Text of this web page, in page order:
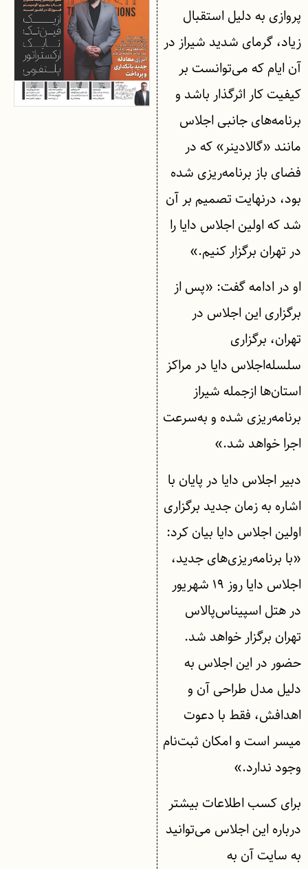
پروازی به دلیل استقبال
زیاد، گرمای شدید شیراز در
آن ایام که می‌توانست بر
کیفیت کار اثرگذار باشد و
برنامه‌های جانبی اجلاس
مانند «گالادینر» که در
فضای باز برنامه‌ریزی شده
بود، درنهایت تصمیم بر آن
شد که اولین اجلاس دایا را
در تهران برگزار کنیم.»
او در ادامه گفت: «پس از
برگزاری این اجلاس در
تهران، برگزاری
سلسله‌اجلاس‌ دایا در مراکز
استان‌ها ازجمله شیراز
برنامه‌ریزی شده و به‌سرعت
اجرا خواهد شد.»
دبیر اجلاس دایا در پایان با
اشاره به زمان جدید برگزاری
اولین اجلاس دایا بیان کرد:
«با برنامه‌ریزی‌های جدید،
اجلاس دایا روز ۱۹ شهریور
در هتل اسپیناس‌پالاس
تهران برگزار خواهد شد.
حضور در این اجلاس به
دلیل مدل طراحی آن و
اهدافش، فقط با دعوت
میسر است و امکان ثبت‌نام
وجود ندارد.»
برای کسب اطلاعات بیشتر
درباره این اجلاس می‌توانید
به سایت آن به